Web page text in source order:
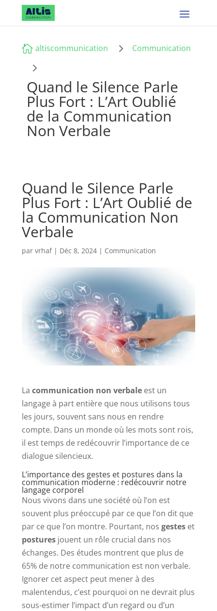
 altiscommunication 5 Communication
5
Quand le Silence Parle
Plus Fort : L’Art Oublié
de la Communication
Non Verbale
Quand le Silence Parle
Plus Fort : L’Art Oublié de
la Communication Non
Verbale
par vrhaf| Déc 8, 2024| Communication
La communication non verbaleest un
langage à part entière que nous utilisons tous
les jours, souvent sans nous en rendre
compte. Dans un monde où les mots sont rois,
il est temps de redécouvrir l’importance de ce
dialogue silencieux.
L’importance des gestes et postures dans la
communication moderne : redécouvrir notre
langage corporel
Nous vivons dans une société où l’on est
souvent plus préoccupé par ce que l’on dit que
par ce que l’on montre. Pourtant, nos gesteset
posturesjouent un rôle crucial dans nos
échanges. Des études montrent que plus de
65% de notre communication est non verbale.
Ignorer cet aspect peut mener à des
malentendus, c’est pourquoi on ne devrait plus
sous-estimer l’impact d’un regard ou d’un